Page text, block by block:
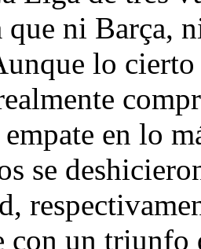
que ni Barça,
lo
en lo
se
con un triunfo